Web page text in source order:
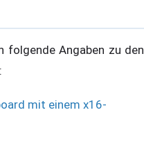
folgende Angaben zu den
mit einem x16-